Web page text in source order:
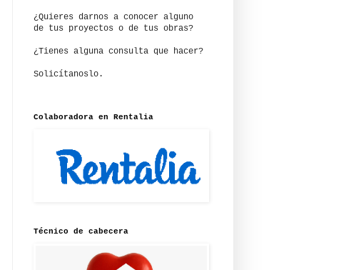
¿Quieres darnos a conocer alguno
de tus proyectos o de tus obras?
¿Tienes alguna consulta que hacer?
Solicítanoslo.
Colaboradora en Rentalia
Técnico de cabecera